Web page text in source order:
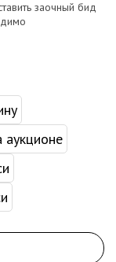
заочный бид